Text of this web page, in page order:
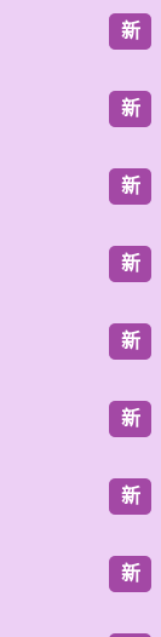
新
新
新
新
新
新
新
新